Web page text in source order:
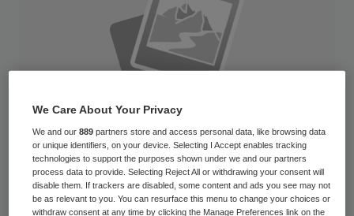
Robot and human hands almost touching - 3D render. A modern take on the
We Care About Your Privacy
We and our889 partners store and access personal data, like browsing data
or unique identifiers, on your device. Selecting I Accept enables tracking
technologies to support the purposes shown under we and our partners
process data to provide. Selecting Reject All or withdrawing your consent will
disable them. If trackers are disabled, some content and ads you see may not
be as relevant to you. You can resurface this menu to change your choices or
withdraw consent at any time by clicking the Manage Preferences link on the